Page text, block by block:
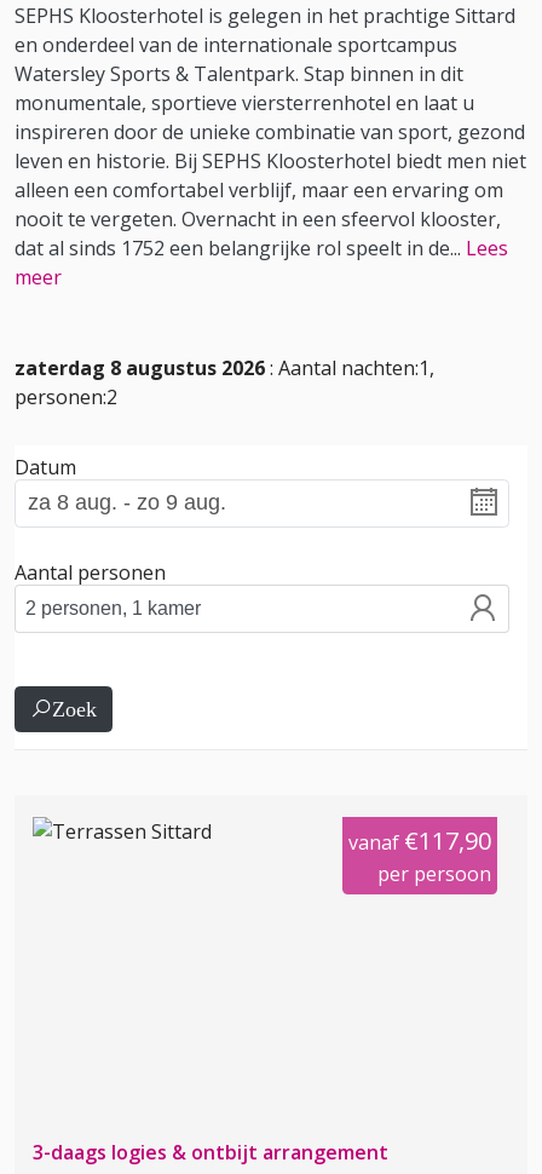
SEPHS Kloosterhotel is gelegen in het prachtige Sittard
en onderdeel van de internationale sportcampus
Watersley Sports & Talentpark. Stap binnen in dit
monumentale, sportieve viersterrenhotel en laat u
inspireren door de unieke combinatie van sport, gezond
leven en historie. Bij SEPHS Kloosterhotel biedt men niet
alleen een comfortabel verblijf, maar een ervaring om
nooit te vergeten. Overnacht in een sfeervol klooster,
dat al sinds 1752 een belangrijke rol speelt in de... Lees
meer
zaterdag 8 augustus 2026: Aantal nachten:1,
personen:2
Datum
Aantal personen
Zoek
vanaf €117,90
per persoon
3-daags logies & ontbijt arrangement